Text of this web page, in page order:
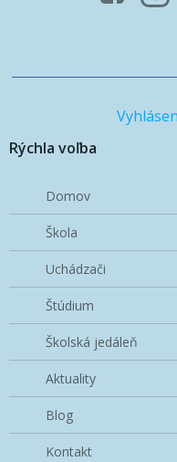
Rýchla voľba
Domov
Škola
Uchádzači
Štúdium
Školská jedáleň
Aktuality
Blog
Kontakt